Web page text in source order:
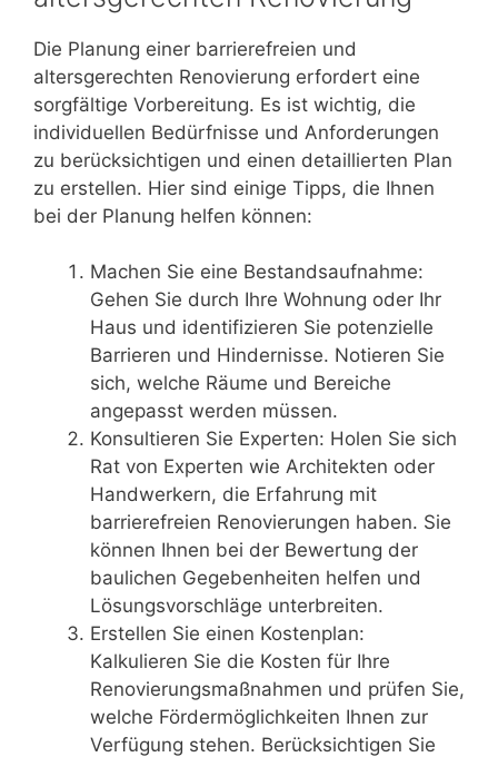
Die Planung einer barrierefreien und
altersgerechten Renovierung erfordert eine
sorgfältige Vorbereitung. Es ist wichtig, die
individuellen Bedürfnisse und Anforderungen
zu berücksichtigen und einen detaillierten Plan
zu erstellen. Hier sind einige Tipps, die Ihnen
bei der Planung helfen können:
Machen Sie eine Bestandsaufnahme:
Gehen Sie durch Ihre Wohnung oder Ihr
Haus und identifizieren Sie potenzielle
Barrieren und Hindernisse. Notieren Sie
sich, welche Räume und Bereiche
angepasst werden müssen.
Konsultieren Sie Experten: Holen Sie sich
Rat von Experten wie Architekten oder
Handwerkern, die Erfahrung mit
barrierefreien Renovierungen haben. Sie
können Ihnen bei der Bewertung der
baulichen Gegebenheiten helfen und
Lösungsvorschläge unterbreiten.
Erstellen Sie einen Kostenplan:
Kalkulieren Sie die Kosten für Ihre
Renovierungsmaßnahmen und prüfen Sie,
welche Fördermöglichkeiten Ihnen zur
Verfügung stehen. Berücksichtigen Sie